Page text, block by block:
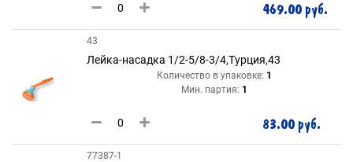
469.00 руб.
43
Лейка-насадка 1/2-5/8-3/4,Турция,43
Количество в упаковке: 1
Мин. партия: 1
83.00 руб.
77387-1